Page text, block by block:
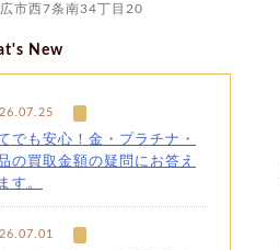
市西7条南34丁目20
New
でも安心！金・プラチナ・
の買取金額の疑問にお答え
す。